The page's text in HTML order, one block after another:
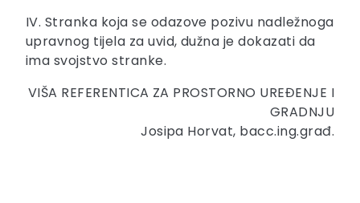
IV. Stranka koja se odazove pozivu nadležnoga
upravnog tijela za uvid, dužna je dokazati da
ima svojstvo stranke.
VIŠA REFERENTICA ZA PROSTORNO UREĐENJE I
GRADNJU
Josipa Horvat, bacc.ing.građ.